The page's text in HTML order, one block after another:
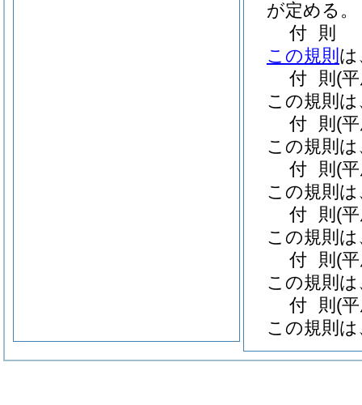
が定める。
付 則
この規則 は
付 則 (
この規則
付 則 (
この規則
付 則 (
この規則
付 則 (
この規則
付 則 (
この規則
付 則 (
この規則